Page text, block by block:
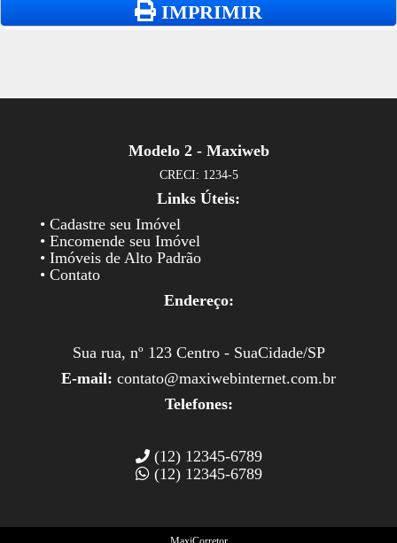
IMPRIMIR
Modelo 2 - Maxiweb
CRECI: 1234-5
Links Úteis:
• Cadastre seu Imóvel
• Encomende seu Imóvel
• Imóveis de Alto Padrão
• Contato
Endereço:
Sua rua, nº 123 Centro - SuaCidade/SP
E-mail: contato@maxiwebinternet.com.br
Telefones:
(12) 12345-6789
(12) 12345-6789